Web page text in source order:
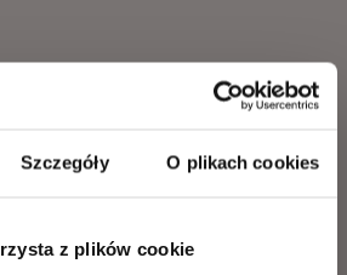
Szczegóły O plikach cookies
z plików cookie